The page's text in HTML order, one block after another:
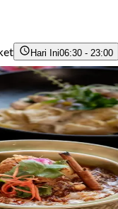
Hari Ini06:30 - 23:00